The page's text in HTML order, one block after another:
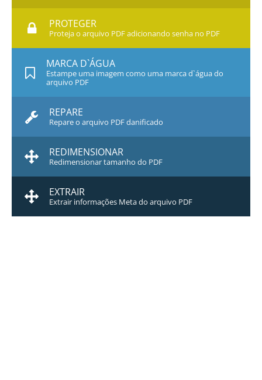
PROTEGER
Proteja o arquivo PDF adicionando senha no PDF
MARCA D`ÁGUA
Estampe uma imagem como uma marca d`água do
arquivo PDF
REPARE
Repare o arquivo PDF danificado
REDIMENSIONAR
Redimensionar tamanho do PDF
EXTRAIR
Extrair informações Meta do arquivo PDF